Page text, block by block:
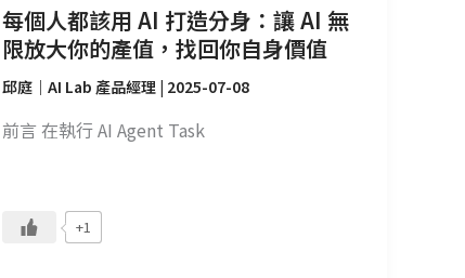
每個人都該用 AI 打造分身：讓 AI 無
限放大你的產值，找回你自身價值
邱庭｜AI Lab 產品經理 | 2025-07-08
前言 在執行 AI Agent Task
+1
AI
無
放
大
值，